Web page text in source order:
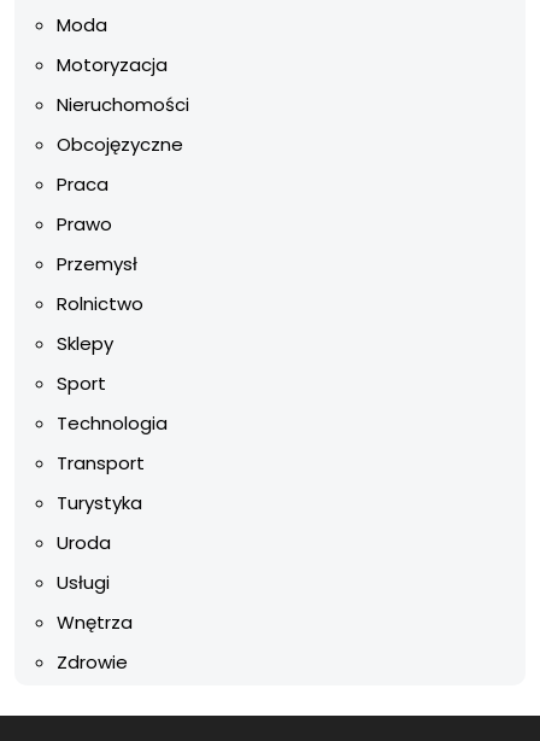
Moda
Motoryzacja
Nieruchomości
Obcojęzyczne
Praca
Prawo
Przemysł
Rolnictwo
Sklepy
Sport
Technologia
Transport
Turystyka
Uroda
Usługi
Wnętrza
Zdrowie